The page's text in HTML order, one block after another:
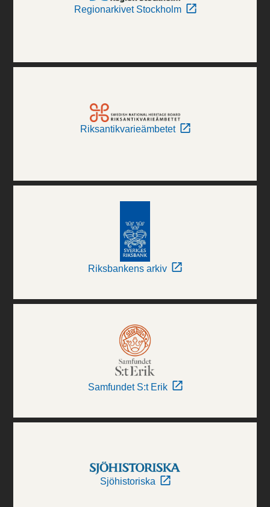
Regionarkivet Stockholm
Riksantikvarieämbetet
Riksbankens arkiv
Samfundet S:t Erik
Sjöhistoriska